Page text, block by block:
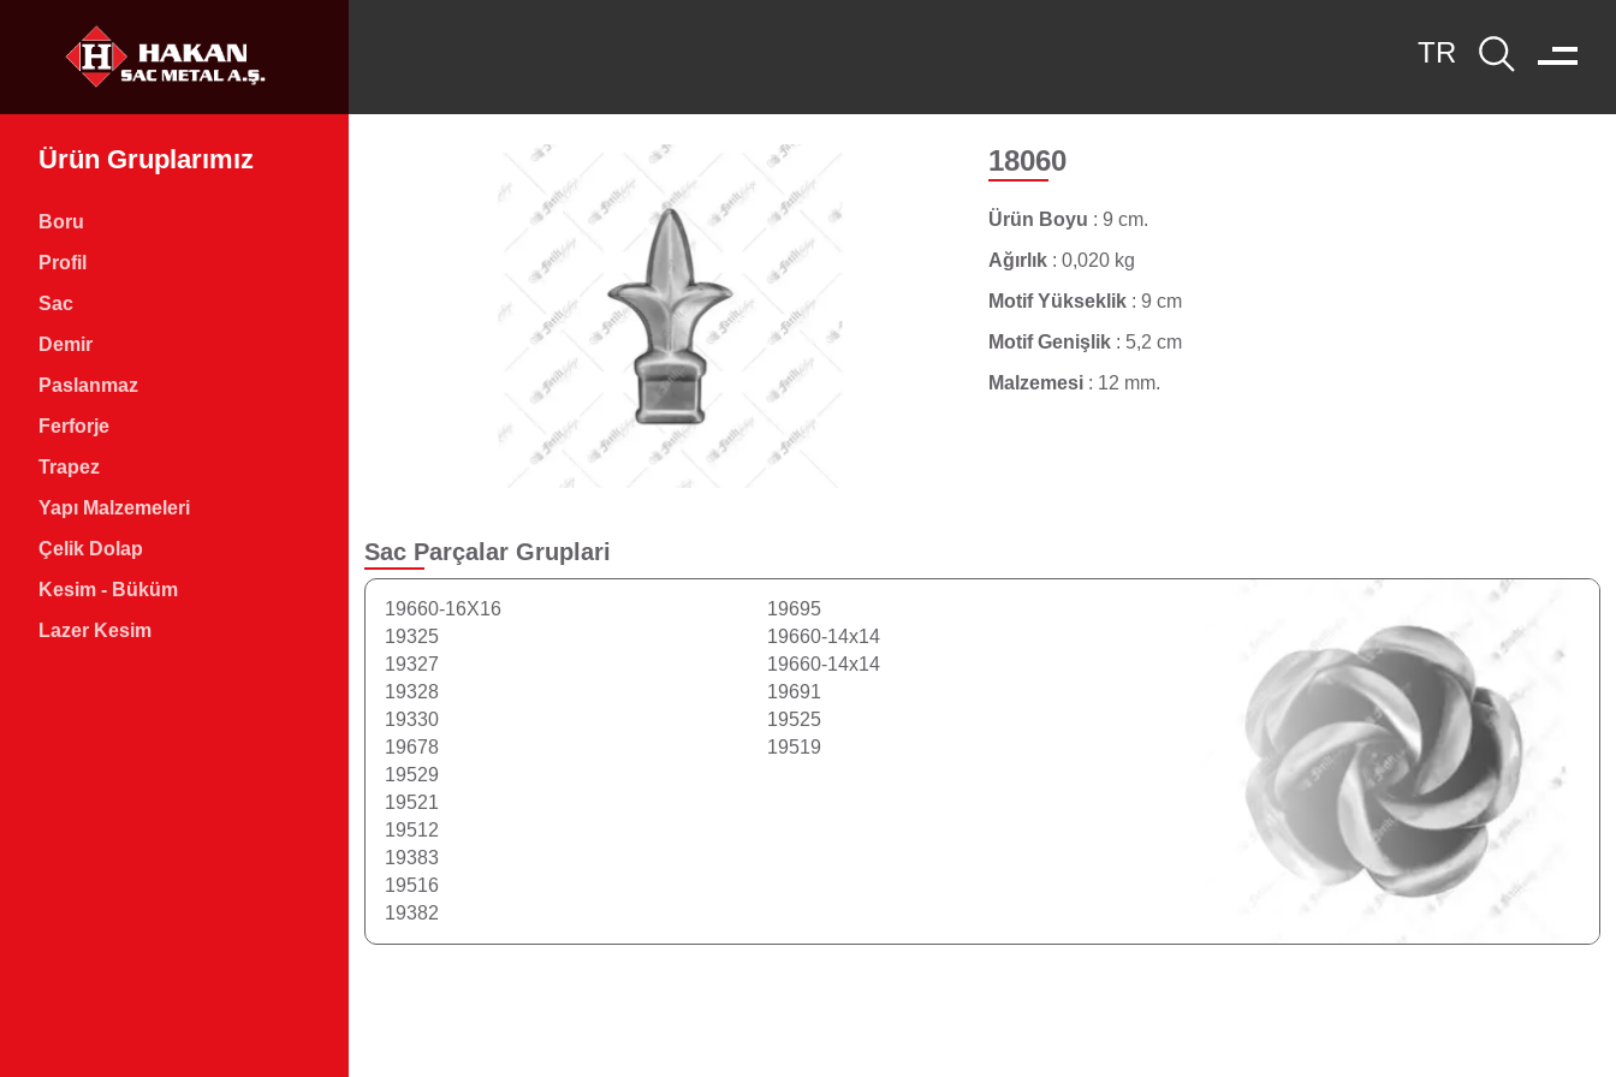
Ürün Gruplarımız
Boru
Profil
Sac
Demir
Paslanmaz
Ferforje
Trapez
Yapı Malzemeleri
Çelik Dolap
Kesim - Büküm
Lazer Kesim
18060
Ürün Boyu : 9 cm.
Ağırlık : 0,020 kg
Motif Yükseklik : 9 cm
Motif Genişlik : 5,2 cm
Malzemesi : 12 mm.
Sac Parçalar Gruplari
19660-16X16
19325
19327
19328
19330
19678
19695
19660-14x14
19660-14x14
19691
19525
19519
19529
19521
19512
19383
19516
19382